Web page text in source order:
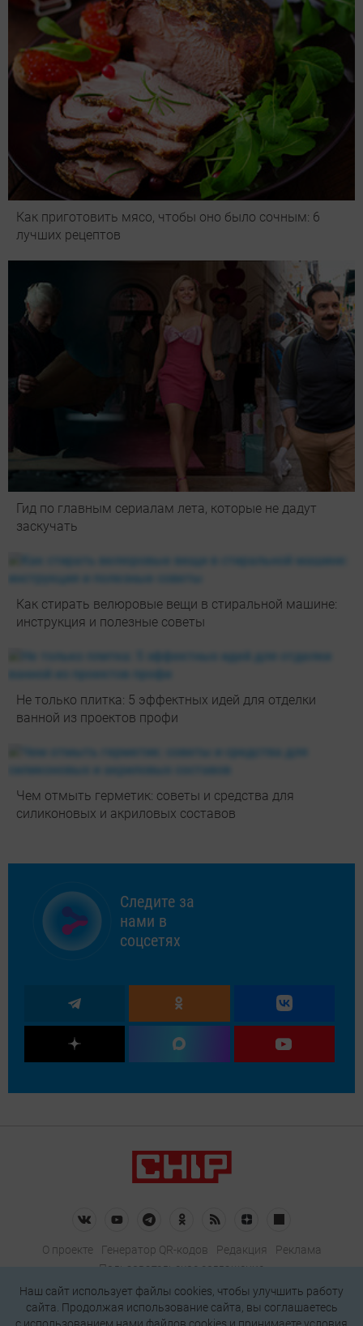
Как приготовить мясо, чтобы оно было сочным: 6
лучших рецептов
Гид по главным сериалам лета, которые не дадут
заскучать
Как стирать велюровые вещи в стиральной машине:
инструкция и полезные советы
Не только плитка: 5 эффектных идей для отделки
ванной из проектов профи
Чем отмыть герметик: советы и средства для
силиконовых и акриловых составов
Следите за
нами в
соцсетях
О проекте Генератор QR-кодов Редакция
Реклама
Пользовательское соглашение
Политика конфиденциальности
Подписаться на рассылку
Наш сайт использует файлы cookies, чтобы улучшить работу
сайта. Продолжая использование сайта, вы соглашаетесь